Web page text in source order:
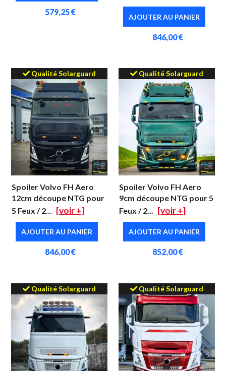
579,25 €
AJOUTER AU PANIER
846,00 €
Qualité Solarguard
Spoiler Volvo FH Aero
12cm découpe NTG pour
5 Feux / 2...
[voir +]
AJOUTER AU PANIER
846,00 €
Qualité Solarguard
Spoiler Volvo FH Aero
9cm découpe NTG pour 5
Feux / 2...
[voir +]
AJOUTER AU PANIER
852,00 €
Qualité Solarguard Qualité Solarguard